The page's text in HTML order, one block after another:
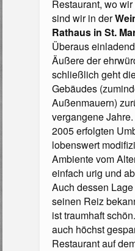
Restaurant, wo
sind wir in der
Rathaus in St.
Überaus
Äußere der
schließlich geht
Gebäudes
Außenmauern)
vergangene
2005 erfolgten
lobenswert
Ambiente vom
einfach urig und
Auch dessen
seinen Reiz
ist traumhaft
auch höchst
Restaurant auf